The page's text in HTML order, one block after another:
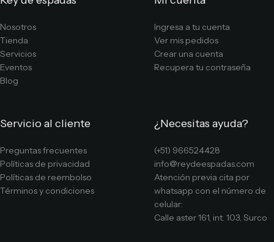
Nosotros
Tienda
Servicios
Eventos
Blog
Ingresa a tu cuenta
Ver mis pedidos
Crear una cuenta
Recupera tu contraseña
Servicio al cliente
Preguntas frecuentes
Políticas de privacidad
Políticas de reembolso
Términos y condiciones
¿Necesitas ayuda?
(+51) 966524428
info@reydeespadas.com
Atención previa cita por
whatsapp con el número de
celular:
Calle aster 161, int. 103, Surco